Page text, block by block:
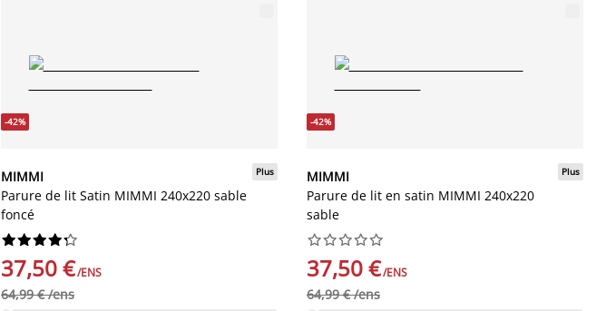
-42%
MIMMI
Parure de lit Satin MIMMI 240x220 sable
foncé
Plus






37,50 €/ENS
64,99 € /ens
-42%
MIMMI
Parure de lit en satin MIMMI 240x220
sable
Plus






37,50 €/ENS
64,99 € /ens